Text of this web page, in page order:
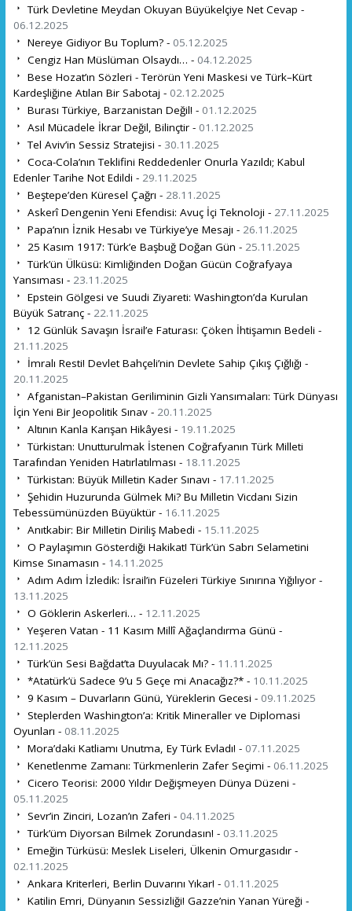
Türk Devletine Meydan Okuyan Büyükelçiye Net Cevap -
06.12.2025
Nereye Gidiyor Bu Toplum? - 05.12.2025
Cengiz Han Müslüman Olsaydı… - 04.12.2025
Bese Hozat’ın Sözleri - Terörün Yeni Maskesi ve Türk–Kürt
Kardeşliğine Atılan Bir Sabotaj - 02.12.2025
Burası Türkiye, Barzanistan Değil! - 01.12.2025
Asıl Mücadele İkrar Değil, Bilinçtir - 01.12.2025
Tel Aviv’in Sessiz Stratejisi - 30.11.2025
Coca-Cola’nın Teklifini Reddedenler Onurla Yazıldı; Kabul
Edenler Tarihe Not Edildi - 29.11.2025
Beştepe’den Küresel Çağrı - 28.11.2025
Askerî Dengenin Yeni Efendisi: Avuç İçi Teknoloji - 27.11.2025
Papa’nın İznik Hesabı ve Türkiye’ye Mesajı - 26.11.2025
25 Kasım 1917: Türk’e Başbuğ Doğan Gün - 25.11.2025
Türk’ün Ülküsü: Kimliğinden Doğan Gücün Coğrafyaya
Yansıması - 23.11.2025
Epstein Gölgesi ve Suudi Ziyareti: Washington’da Kurulan
Büyük Satranç - 22.11.2025
12 Günlük Savaşın İsrail’e Faturası: Çöken İhtişamın Bedeli -
21.11.2025
İmralı Resti! Devlet Bahçeli’nin Devlete Sahip Çıkış Çığlığı -
20.11.2025
Afganistan–Pakistan Geriliminin Gizli Yansımaları: Türk Dünyası
İçin Yeni Bir Jeopolitik Sınav - 20.11.2025
Altının Kanla Karışan Hikâyesi - 19.11.2025
Türkistan: Unutturulmak İstenen Coğrafyanın Türk Milleti
Tarafından Yeniden Hatırlatılması - 18.11.2025
Türkistan: Büyük Milletin Kader Sınavı - 17.11.2025
Şehidin Huzurunda Gülmek Mi? Bu Milletin Vicdanı Sizin
Tebessümünüzden Büyüktür - 16.11.2025
Anıtkabir: Bir Milletin Diriliş Mabedi - 15.11.2025
O Paylaşımın Gösterdiği Hakikat! Türk’ün Sabrı Selametini
Kimse Sınamasın - 14.11.2025
Adım Adım İzledik: İsrail’in Füzeleri Türkiye Sınırına Yığılıyor -
13.11.2025
O Göklerin Askerleri… - 12.11.2025
Yeşeren Vatan - 11 Kasım Millî Ağaçlandırma Günü -
12.11.2025
Türk’ün Sesi Bağdat’ta Duyulacak Mı? - 11.11.2025
*Atatürk’ü Sadece 9’u 5 Geçe mi Anacağız?* - 10.11.2025
9 Kasım – Duvarların Günü, Yüreklerin Gecesi - 09.11.2025
Steplerden Washington’a: Kritik Mineraller ve Diplomasi
Oyunları - 08.11.2025
Mora’daki Katliamı Unutma, Ey Türk Evladı! - 07.11.2025
Kenetlenme Zamanı: Türkmenlerin Zafer Seçimi - 06.11.2025
Cicero Teorisi: 2000 Yıldır Değişmeyen Dünya Düzeni -
05.11.2025
Sevr’in Zinciri, Lozan’ın Zaferi - 04.11.2025
Türk’üm Diyorsan Bilmek Zorundasın! - 03.11.2025
Emeğin Türküsü: Meslek Liseleri, Ülkenin Omurgasıdır -
02.11.2025
Ankara Kriterleri, Berlin Duvarını Yıkar! - 01.11.2025
Katilin Emri, Dünyanın Sessizliği! Gazze’nin Yanan Yüreği -